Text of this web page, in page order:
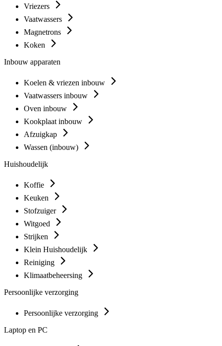
Vriezers
Vaatwassers
Magnetrons
Koken
Inbouw apparaten
Koelen & vriezen inbouw
Vaatwassers inbouw
Oven inbouw
Kookplaat inbouw
Afzuigkap
Wassen (inbouw)
Huishoudelijk
Koffie
Keuken
Stofzuiger
Witgoed
Strijken
Klein Huishoudelijk
Reiniging
Klimaatbeheersing
Persoonlijke verzorging
Persoonlijke verzorging
Laptop en PC